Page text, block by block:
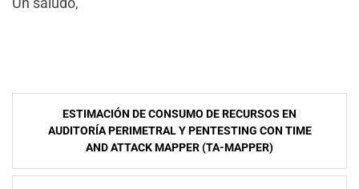
NavegaciÃ³n
entradas
ESTIMACIÓN DE CONSUMO DE RECURSOS EN
AUDITORÍA PERIMETRAL Y PENTESTING CON TIME
AND ATTACK MAPPER (TA-MAPPER)